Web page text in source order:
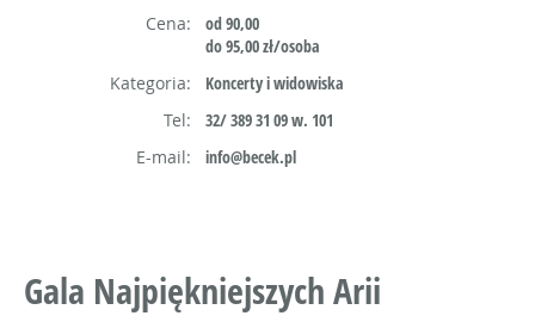
Cena:
od 90,00
do 95,00 zł/osoba
Kategoria:
Koncerty i widowiska
Tel:
32/ 389 31 09 w. 101
E-mail:
info@becek.pl
Gala Najpiękniejszych Arii